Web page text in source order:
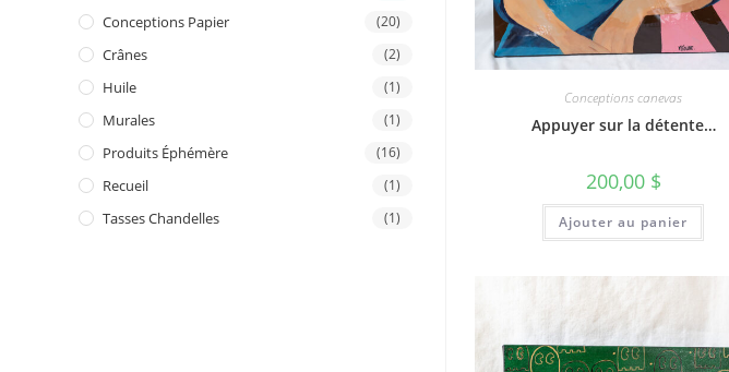
Conceptions canevas
Appuyer sur la détente…
200,00 $
Ajouter au panier
Conceptions Papier (20)
Crânes (2)
Huile (1)
Murales (1)
Produits Éphémère (16)
Recueil (1)
Tasses Chandelles (1)